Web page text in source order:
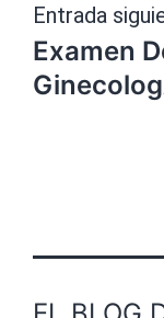
Entrada
Examen